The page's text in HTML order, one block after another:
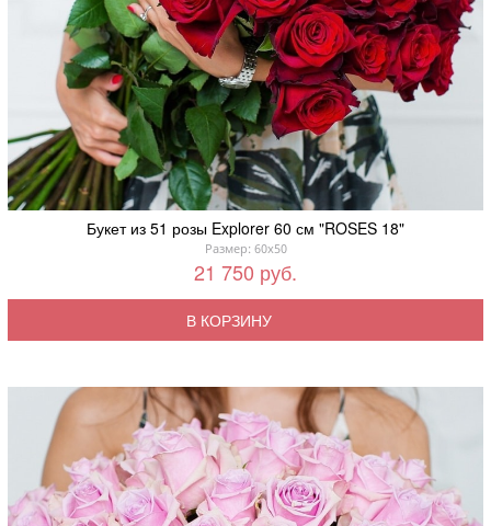
Букет из 51 розы Explorer 60 см "ROSES 18"
Размер: 60x50
21 750 руб.
В КОРЗИНУ